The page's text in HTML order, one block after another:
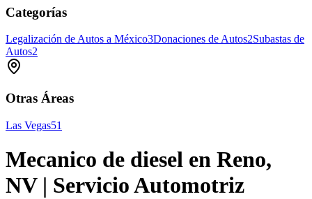
Categorías
Legalización de Autos a México3Donaciones de Autos2Subastas de
Autos2
Otras Áreas
Las Vegas51
Mecanico de diesel en Reno,
NV | Servicio Automotriz